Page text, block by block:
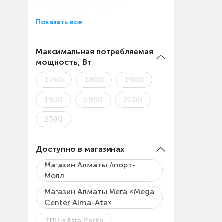
кастрюль
Турбо
Экономичная мойка
ЭКО Экспресс мойка
Экстра сушка
Турбосушка
Показать все
Максимальная потребляемая
мощность, Вт
1760
1800 1900
1930 1950 2100
2380
Доступно в магазинах
Магазин Алматы Апорт-
Молл
Магазин Алматы Мега «Mega
Center Alma-Ata»